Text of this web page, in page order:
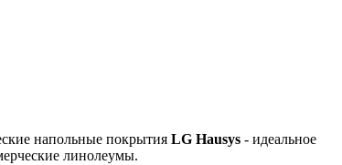
напольные покрытия LG Hausys - идеальное
линолеумы.